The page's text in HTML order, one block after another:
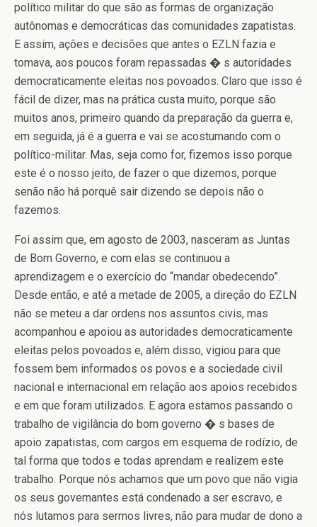
político militar do que são as formas de organização
autônomas e democráticas das comunidades zapatistas.
E assim, ações e decisões que antes o EZLN fazia e
tomava, aos poucos foram repassadas � s autoridades
democraticamente eleitas nos povoados. Claro que isso é
fácil de dizer, mas na prática custa muito, porque são
muitos anos, primeiro quando da preparação da guerra e,
em seguida, já é a guerra e vai se acostumando com o
político-militar. Mas, seja como for, fizemos isso porque
este é o nosso jeito, de fazer o que dizemos, porque
senão não há porquê sair dizendo se depois não o
fazemos.
Foi assim que, em agosto de 2003, nasceram as Juntas
de Bom Governo, e com elas se continuou a
aprendizagem e o exercício do “mandar obedecendo”.
Desde então, e até a metade de 2005, a direção do EZLN
não se meteu a dar ordens nos assuntos civis, mas
acompanhou e apoiou as autoridades democraticamente
eleitas pelos povoados e, além disso, vigiou para que
fossem bem informados os povos e a sociedade civil
nacional e internacional em relação aos apoios recebidos
e em que foram utilizados. E agora estamos passando o
trabalho de vigilância do bom governo � s bases de
apoio zapatistas, com cargos em esquema de rodízio, de
tal forma que todos e todas aprendam e realizem este
trabalho. Porque nós achamos que um povo que não vigia
os seus governantes está condenado a ser escravo, e
nós lutamos para sermos livres, não para mudar de dono a